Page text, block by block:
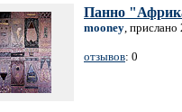
Панно
mooney,
отзывов: 0